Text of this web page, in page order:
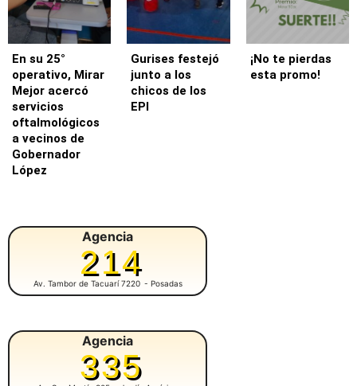
En su 25°
operativo, Mirar
Mejor acercó
servicios
oftalmológicos
a vecinos de
Gobernador
López
Gurises festejó
junto a los
chicos de los
EPI
¡No te pierdas
esta promo!
Agencia
214
Av. Tambor de Tacuarí 7220 - Posadas
Agencia
335